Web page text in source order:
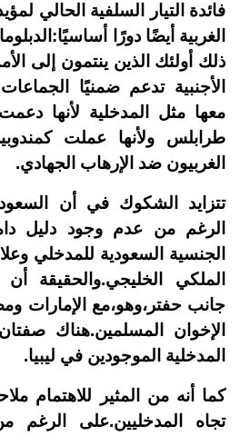
فائدة التيار السلفية الحالي
الغربية أيضًا دورًا
ذلك أولئك الذين ينتمون إلى
الأجنبية تدعم ضمنيًا
معها مثل المدخلية لأنها
طرابلس ولأنها عملت
الغربيون ضد الإرهاب الجهادي.
تتزايد الشكوك في أن
الرغم من عدم وجود دليل
الجنسية السعودية للمدخلي
الملكي
جانب حفتر،وهو،مع الإمارات
الإخوان المسلمين.هناك
المدخلية الموجودين في ليبيا.
كما أنه من المثير للاهتمام
تجاه المدخليين.على الرغم